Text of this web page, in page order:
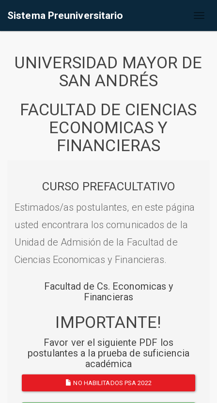
Sistema Preuniversitario
UNIVERSIDAD MAYOR DE
SAN ANDRÉS
FACULTAD DE CIENCIAS
ECONOMICAS Y
FINANCIERAS
CURSO PREFACULTATIVO
Estimados/as postulantes, en este página
usted encontrara los comunicados de la
Unidad de Admisión de la Facultad de
Ciencias Economicas y Financieras.
Facultad de Cs. Economicas y
Financieras
IMPORTANTE!
Favor ver el siguiente PDF los
postulantes a la prueba de suficiencia
académica
NO HABILITADOS PSA 2022